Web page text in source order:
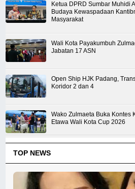
Ketua DPRD Sumbar Muhidi
Budaya Kewaspadaan
Masyarakat
Wali Kota Payakumbuh
Jabatan 17 ASN
Open Ship HJK Padang,
Koridor 2 dan 4
Wako Zulmaeta Buka Kontes
Etawa Wali Kota Cup 2026
TOP NEWS